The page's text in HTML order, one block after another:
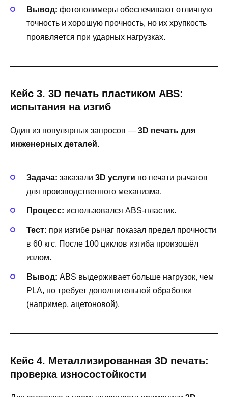
Вывод: фотополимеры обеспечивают отличную
точность и хорошую прочность, но их хрупкость
проявляется при ударных нагрузках.
Кейс 3. 3D печать пластиком ABS:
испытания на изгиб
Один из популярных запросов — 3D печать для
инженерных деталей.
Задача: заказали 3D услуги по печати рычагов
для производственного механизма.
Процесс: использовался ABS-пластик.
Тест: при изгибе рычаг показал предел прочности
в 60 кгс. После 100 циклов изгиба произошёл
излом.
Вывод: ABS выдерживает больше нагрузок, чем
PLA, но требует дополнительной обработки
(например, ацетоновой).
Кейс 4. Металлизированная 3D печать:
проверка износостойкости